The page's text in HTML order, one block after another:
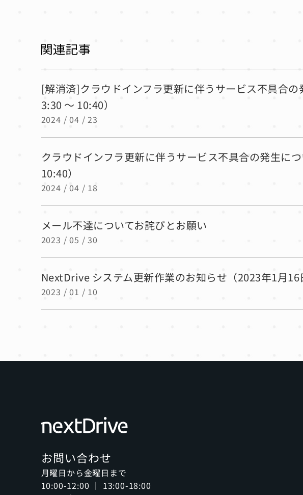
[解消済]クラウドインフラ更新に伴うサービス不具合
3:30 ～ 10:40）
2024 / 04 / 23
クラウドインフラ更新に伴うサービス不具合の発生に
10:40）
2024 / 04 / 18
メール不達についてお詫びとお願い
2023 / 05 / 30
NextDrive システム更新作業のお知らせ（2023年1月16
2023 / 01 / 10
お問い合わせ
月曜日から金曜日まで
10:00-12:00 ｜ 13:00-18:00